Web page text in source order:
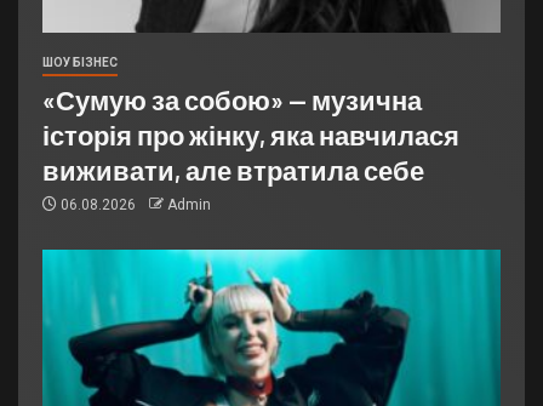
ШОУ БІЗНЕС
«Сумую за собою» — музична
історія про жінку, яка навчилася
виживати, але втратила себе
06.08.2026 Admin